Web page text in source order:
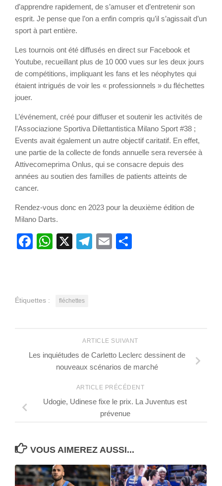
d’apprendre rapidement, de s’amuser et d’entretenir son
esprit. Je pense que l’on a enfin compris qu’il s’agissait d’un
sport à part entière.
Les tournois ont été diffusés en direct sur Facebook et
Youtube, recueillant plus de 10 000 vues sur les deux jours
de compétitions, impliquant les fans et les néophytes qui
étaient intrigués de voir les « professionnels » du fléchettes
jouer.
L’événement, créé pour diffuser et soutenir les activités de
l’Associazione Sportiva Dilettantistica Milano Sport #38 ;
Events avait également un autre objectif caritatif. En effet,
une partie de la collecte de fonds annuelle sera reversée à
Attivecomeprima Onlus, qui se consacre depuis des
années au soutien des familles de patients atteints de
cancer.
Rendez-vous donc en 2023 pour la deuxième édition de
Milano Darts.
Facebook
WhatsApp
X Telegram
Email
Étiquettes : fléchettes
ARTICLE SUIVANT
Les inquiétudes de Carletto Leclerc dessinent de
nouveaux scénarios de marché
ARTICLE PRÉCÉDENT
Udogie, Udinese fixe le prix. La Juventus est
prévenue
VOUS AIMEREZ AUSSI...